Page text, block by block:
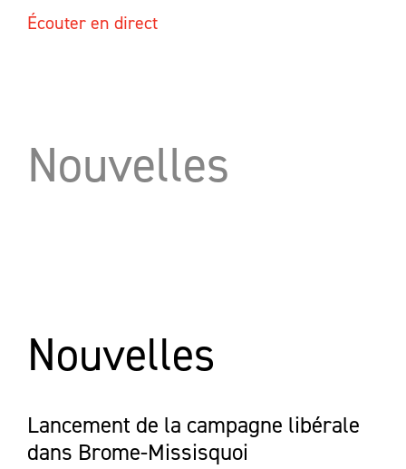
Écouter en direct
Nouvelles
Nouvelles
Lancement de la campagne libérale
dans Brome-Missisquoi